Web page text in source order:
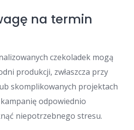
na termin
czekoladek mogą
produkcji, zwłaszcza przy
skomplikowanych projektach
odpowiednio
niepotrzebnego stresu.